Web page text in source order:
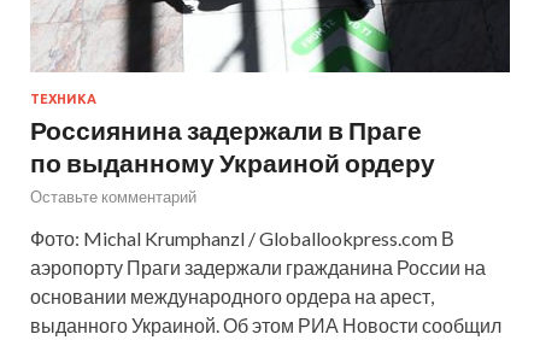
ТЕХНИКА
Россиянина задержали в Праге
по выданному Украиной ордеру
Оставьте комментарий
Фото: Michal Krumphanzl / Globallookpress.com В
аэропорту Праги задержали гражданина России на
основании международного ордера на арест,
выданного Украиной. Об этом РИА Новости сообщил